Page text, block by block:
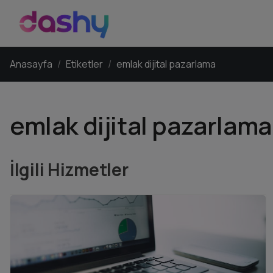
Anasayfa Etiketler emlak dijital pazarlama
emlak dijital pazarlama
İlgili Hizmetler